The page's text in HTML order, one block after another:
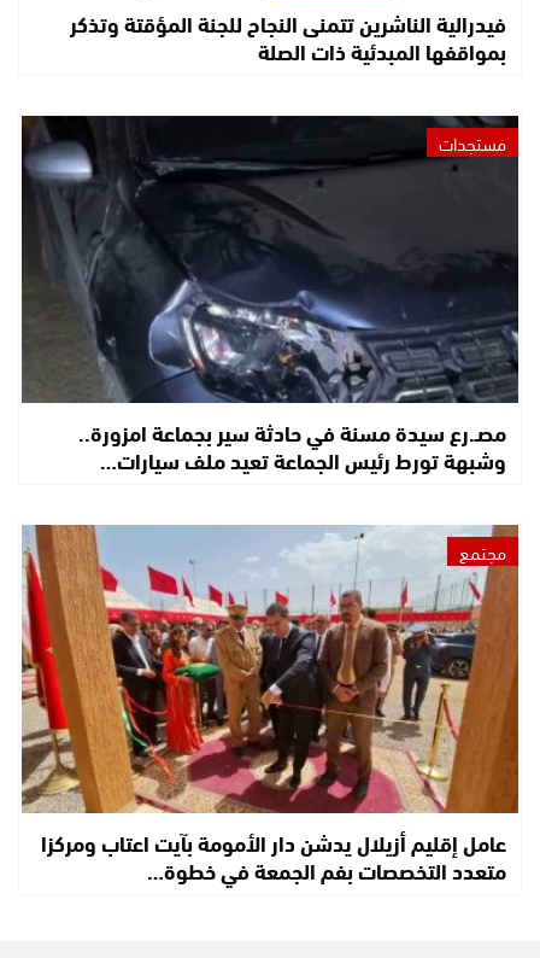
فيدرالية الناشرين تتمنى النجاح للجنة المؤقتة وتذكر
بمواقفها المبدئية ذات الصلة
مستجدات
مصـ.رع سيدة مسنة في حادثة سير بجماعة امزورة..
وشبهة تورط رئيس الجماعة تعيد ملف سيارات…
مجتمع
عامل إقليم أزيلال يدشن دار الأمومة بآيت اعتاب ومركزا
متعدد التخصصات بفم الجمعة في خطوة…